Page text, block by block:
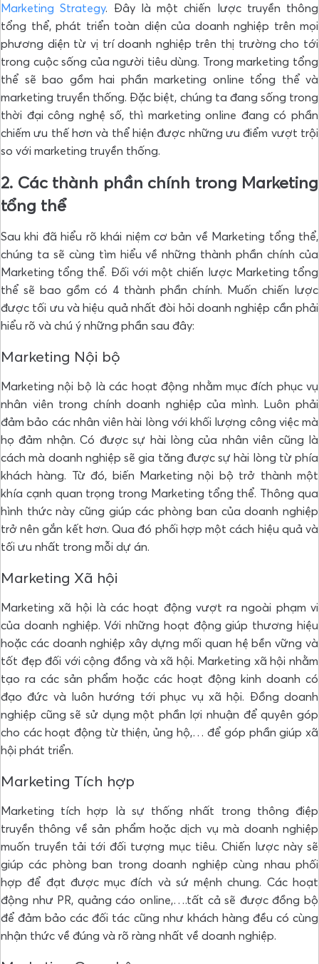
Marketing Strategy. Đây là một chiến lược truyền thông
tổng thể, phát triển toàn diện của doanh nghiệp trên mọi
phương diện từ vị trí doanh nghiệp trên thị trường cho tới
trong cuộc sống của người tiêu dùng. Trong marketing tổng
thể sẽ bao gồm hai phần marketing online tổng thể và
marketing truyền thống. Đặc biệt, chúng ta đang sống trong
thời đại công nghệ số, thì marketing online đang có phần
chiếm ưu thế hơn và thể hiện được những ưu điểm vượt trội
so với marketing truyền thống.
2. Các thành phần chính trong Marketing
tổng thể
Sau khi đã hiểu rõ khái niệm cơ bản về Marketing tổng thể,
chúng ta sẽ cùng tìm hiểu về những thành phần chính của
Marketing tổng thể. Đối với một chiến lược Marketing tổng
thể sẽ bao gồm có 4 thành phần chính. Muốn chiến lược
được tối ưu và hiệu quả nhất đòi hỏi doanh nghiệp cần phải
hiểu rõ và chú ý những phần sau đây:
Marketing Nội bộ
Marketing nội bộ là các hoạt động nhằm mục đích phục vụ
nhân viên trong chính doanh nghiệp của mình. Luôn phải
đảm bảo các nhân viên hài lòng với khối lượng công việc mà
họ đảm nhận. Có được sự hài lòng của nhân viên cũng là
cách mà doanh nghiệp sẽ gia tăng được sự hài lòng từ phía
khách hàng. Từ đó, biến Marketing nội bộ trở thành một
khía cạnh quan trọng trong Marketing tổng thể. Thông qua
hình thức này cũng giúp các phòng ban của doanh nghiệp
trở nên gắn kết hơn. Qua đó phối hợp một cách hiệu quả và
tối ưu nhất trong mỗi dự án.
Marketing Xã hội
Marketing xã hội là các hoạt động vượt ra ngoài phạm vi
của doanh nghiệp. Với những hoạt động giúp thương hiệu
hoặc các doanh nghiệp xây dựng mối quan hệ bền vững và
tốt đẹp đối với cộng đồng và xã hội. Marketing xã hội nhằm
tạo ra các sản phẩm hoặc các hoạt động kinh doanh có
đạo đức và luôn hướng tới phục vụ xã hội. Đồng doanh
nghiệp cũng sẽ sử dụng một phần lợi nhuận để quyên góp
cho các hoạt động từ thiện, ủng hộ,… để góp phần giúp xã
hội phát triển.
Marketing Tích hợp
Marketing tích hợp là sự thống nhất trong thông điệp
truyền thông về sản phẩm hoặc dịch vụ mà doanh nghiệp
muốn truyền tải tới đối tượng mục tiêu. Chiến lược này sẽ
giúp các phòng ban trong doanh nghiệp cùng nhau phối
hợp để đạt được mục đích và sứ mệnh chung. Các hoạt
động như PR, quảng cáo online,….tất cả sẽ được đồng bộ
để đảm bảo các đối tác cũng như khách hàng đều có cùng
nhận thức về đúng và rõ ràng nhất về doanh nghiệp.